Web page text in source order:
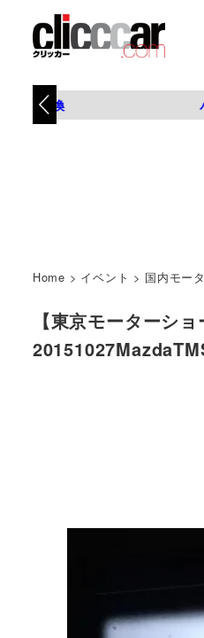
タイヤ交換
Home > イベント > 国内モー
【東京モーターシ